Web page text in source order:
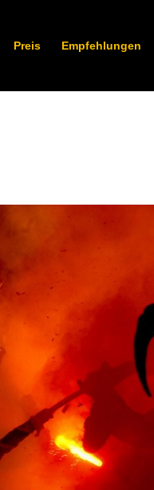
Preis Empfehlungen